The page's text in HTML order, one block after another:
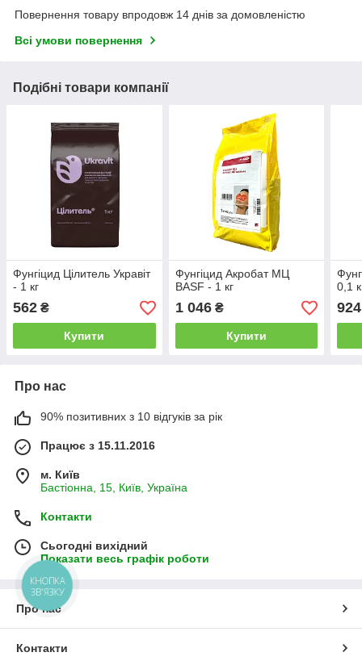
Повернення товару впродовж 14 днів за домовленістю
Всі умови повернення
Подібні товари компанії
Фунгіцид Цілитель Укравіт
- 1 кг
562 ₴
Купити
Фунгіцид Акробат МЦ
BASF - 1 кг
1 046₴
Купити
0,1
924
Про нас
90% позитивних з 10 відгуків за рік
Працює з 15.11.2016
м. Київ
Бастіонна, 15, Київ, Україна
Контакти
Сьогодні вихідний
Показати весь графік роботи
Про нас
Контакти
КНОПКА
ЗВ'ЯЗКУ